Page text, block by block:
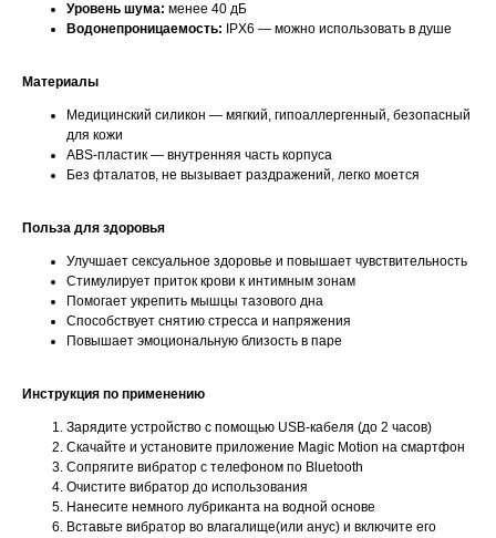
Уровень шума: менее 40 дБ
Водонепроницаемость: IPX6 — можно использовать в душе
Материалы
Медицинский силикон — мягкий, гипоаллергенный, безопасный
для кожи
ABS-пластик — внутренняя часть корпуса
Без фталатов, не вызывает раздражений, легко моется
Польза для здоровья
Улучшает сексуальное здоровье и повышает чувствительность
Стимулирует приток крови к интимным зонам
Помогает укрепить мышцы тазового дна
Способствует снятию стресса и напряжения
Повышает эмоциональную близость в паре
Инструкция по применению
Зарядите устройство с помощью USB-кабеля (до 2 часов)
Скачайте и установите приложение Magic Motion на смартфон
Сопрягите вибратор с телефоном по Bluetooth
Очистите вибратор до использования
Нанесите немного лубриканта на водной основе
Вставьте вибратор во влагалище(или анус) и включите его